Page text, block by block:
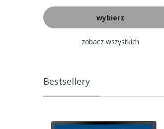
zobacz wszystkich
Bestsellery